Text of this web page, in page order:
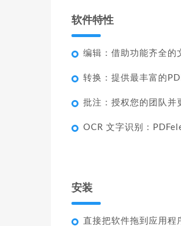
软件特性
编辑：借助功能齐全的
转换：提供最丰富的
批注：授权您的团队并
OCR 文字识别：
安装
直接把软件拖到应用程